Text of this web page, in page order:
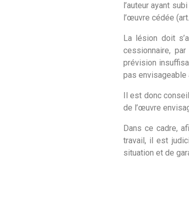
l’auteur ayant
l’œuvre cédée
La lésion doit
cessionnaire,
prévision
pas envisageable
Il est donc
de l’œuvre
Dans ce cadre,
travail, il est
situation et de